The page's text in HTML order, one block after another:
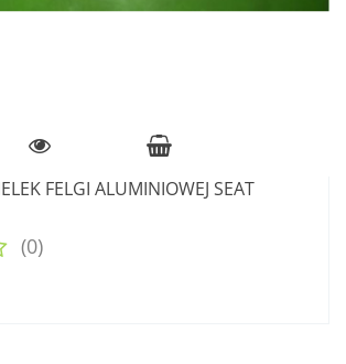
FELGI ALUMINIOWEJ SEAT
(0)